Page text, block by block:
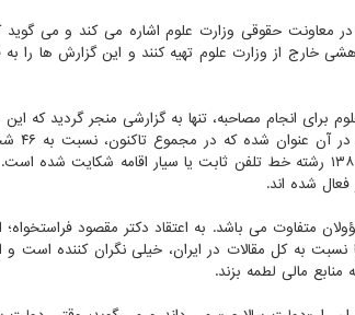
معاونت حقوقی وزارت علوم اشاره می کند و می گوید
خارج از وزارت علوم تهیه کنند و این گزارش ها را به
برای انجام مصاحبه، تنها به گزارشی منجر گردید که
کانال های تلگرامی فعال بدون مجوز و تعداد ۱۳۸ رشته خط تلفن ثابت یا
شده اند.
متفاوت می باشد. به اعتقاد دکتر مقصود فراستخواه؛
به کل مقالات در ایران، خیلی نگران کننده است
مالی لطمه بزند.